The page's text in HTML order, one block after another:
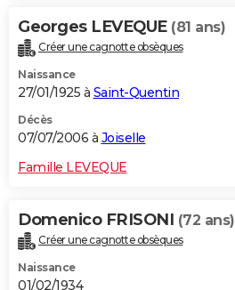
Georges LEVEQUE (81 ans)
Créer une cagnotte obsèques
Naissance
27/01/1925 à Saint-Quentin
Décès
07/07/2006 à Joiselle
Famille LEVEQUE
Domenico FRISONI (72 ans)
Créer une cagnotte obsèques
Naissance
01/02/1934